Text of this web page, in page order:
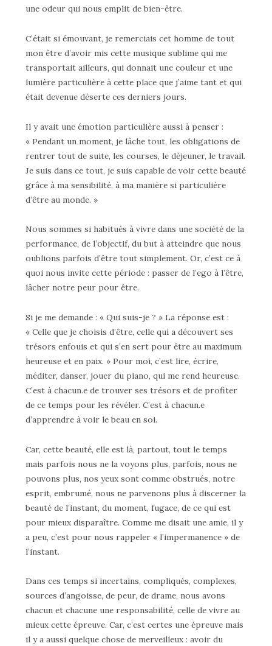
une odeur qui nous emplit de bien-être.
C’était si émouvant, je remerciais cet homme de tout
mon être d’avoir mis cette musique sublime qui me
transportait ailleurs, qui donnait une couleur et une
lumière particulière à cette place que j’aime tant et qui
était devenue déserte ces derniers jours.
Il y avait une émotion particulière aussi à penser :
« Pendant un moment, je lâche tout, les obligations de
rentrer tout de suite, les courses, le déjeuner, le travail.
Je suis dans ce tout, je suis capable de voir cette beauté
grâce à ma sensibilité, à ma manière si particulière
d’être au monde. »
Nous sommes si habitués à vivre dans une société de la
performance, de l’objectif, du but à atteindre que nous
oublions parfois d’être tout simplement. Or, c’est ce à
quoi nous invite cette période : passer de l’ego à l’être,
lâcher notre peur pour être.
Si je me demande : « Qui suis-je ? » La réponse est :
« Celle que je choisis d’être, celle qui a découvert ses
trésors enfouis et qui s’en sert pour être au maximum
heureuse et en paix. » Pour moi, c’est lire, écrire,
méditer, danser, jouer du piano, qui me rend heureuse.
C’est à chacun.e de trouver ses trésors et de profiter
de ce temps pour les révéler. C’est à chacun.e
d’apprendre à voir le beau en soi.
Car, cette beauté, elle est là, partout, tout le temps
mais parfois nous ne la voyons plus, parfois, nous ne
pouvons plus, nos yeux sont comme obstrués, notre
esprit, embrumé, nous ne parvenons plus à discerner la
beauté de l’instant, du moment, fugace, de ce qui est
pour mieux disparaître. Comme me disait une amie, il y
a peu, c’est pour nous rappeler « l’impermanence » de
l’instant.
Dans ces temps si incertains, compliqués, complexes,
sources d’angoisse, de peur, de drame, nous avons
chacun et chacune une responsabilité, celle de vivre au
mieux cette épreuve. Car, c’est certes une épreuve mais
il y a aussi quelque chose de merveilleux : avoir du